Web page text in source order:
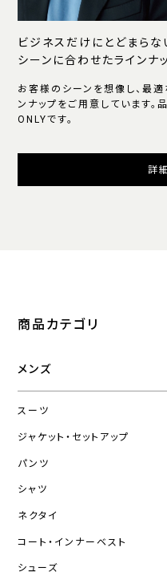
ビジネスだけにとどまらな
シーンに合わせたラインナ
お客様のシーンを想像し、最
ンナップをご用意しています。
ONLYです。
詳
商品カテゴリ
メンズ
スーツ
ジャケット・セットアップ
パンツ
シャツ
ネクタイ
コート・インナーベスト
シューズ